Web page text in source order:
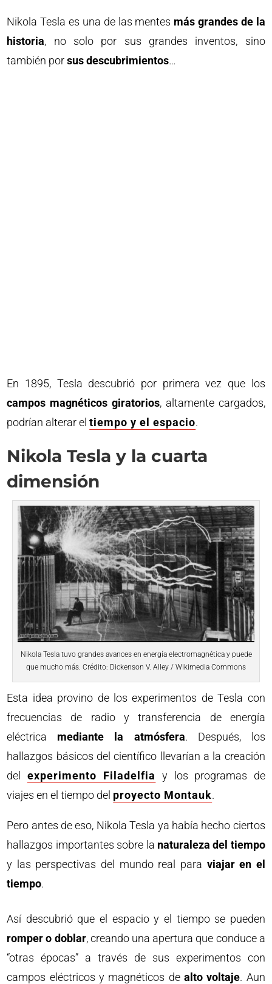
Nikola Tesla es una de las mentes más grandes de la
historia, no solo por sus grandes inventos, sino
también porsus descubrimientos…
En 1895, Tesla descubrió por primera vez que los
campos magnéticos giratorios, altamente cargados,
podrían alterar eltiempo y el espacio.
Nikola Tesla y la cuarta
dimensión
Nikola Tesla tuvo grandes avances en energía electromagnética y puede
que mucho más. Crédito: Dickenson V. Alley / Wikimedia Commons
Esta idea provino de los experimentos de Tesla con
frecuencias de radio y transferencia de energía
eléctrica mediante la atmósfera. Después, los
hallazgos básicos del científico llevarían a la creación
del experimento Filadelfia
y los programas de
viajes en el tiempo del proyecto Montauk.
Pero antes de eso, Nikola Tesla ya había hecho ciertos
hallazgos importantes sobre la naturaleza del tiempo
y las perspectivas del mundo real para viajar en el
tiempo.
Así descubrió que el espacio y el tiempo se pueden
romper o doblar, creando una apertura que conduce a
“otras épocas” a través de sus experimentos con
campos eléctricos y magnéticos dealto voltaje. Aun